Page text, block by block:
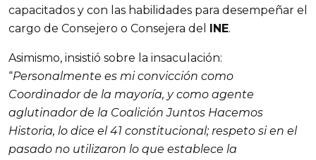
capacitados y con las habilidades para desempeñar el
cargo de Consejero o Consejera del INE.
Asimismo, insistió sobre la insaculación:
“Personalmente es mi convicción como
Coordinador de la mayoría, y como agente
aglutinador de la Coalición Juntos Hacemos
Historia, lo dice el 41 constitucional; respeto si en el
pasado no utilizaron lo que establece la